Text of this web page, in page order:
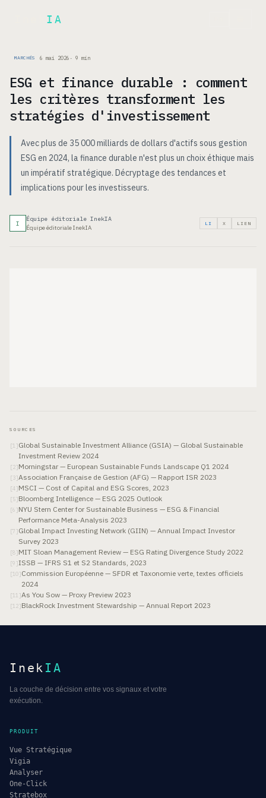
IA
MARCHÉS 6 mai 2026 · 9 min
ESG et finance durable : comment
les critères transforment les
stratégies d'investissement
Avec plus de 35 000 milliards de dollars d'actifs sous gestion
ESG en 2024, la finance durable n'est plus un choix éthique mais
un impératif stratégique. Décryptage des tendances et
implications pour les investisseurs.
I
Équipe éditoriale InekIA
Équipe éditoriale InekIA
LI X LIEN
SOURCES
[1 ]Global Sustainable Investment Alliance (GSIA) — Global Sustainable
Investment Review 2024
[2]Morningstar — European Sustainable Funds Landscape Q1 2024
[ 3]Association Française de Gestion (AFG) — Rapport ISR 2023
[4 ]MSCI — Cost of Capital and ESG Scores, 2023
[5]Bloomberg Intelligence — ESG 2025 Outlook
[6 ]NYU Stern Center for Sustainable Business — ESG & Financial
Performance Meta-Analysis 2023
[7 ]Global Impact Investing Network (GIIN) — Annual Impact Investor
Survey 2023
[8]MIT Sloan Management Review — ESG Rating Divergence Study 2022
[9 ]ISSB — IFRS S1 et S2 Standards, 2023
[10]Commission Européenne — SFDR et Taxonomie verte, textes officiels
2024
[11 ]As You Sow — Proxy Preview 2023
[12]BlackRock Investment Stewardship — Annual Report 2023
Inek IA
La couche de décision entre vos signaux et votre
exécution.
PRODUIT
Vue Stratégique
Vigia
Analyser
One-Click
Stratebox